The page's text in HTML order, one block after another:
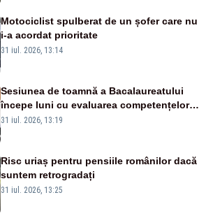
Motociclist spulberat de un șofer care nu
i-a acordat prioritate
31 iul. 2026, 13:14
Sesiunea de toamnă a Bacalaureatului
începe luni cu evaluarea competențelor
orale la Limba română
31 iul. 2026, 13:19
Risc uriaș pentru pensiile românilor dacă
suntem retrogradați
31 iul. 2026, 13:25